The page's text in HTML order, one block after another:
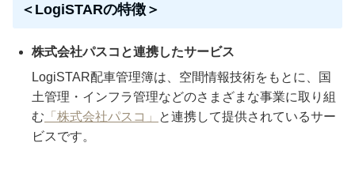
＜LogiSTARの特徴＞
株式会社パスコと連携したサービス
LogiSTAR配車管理簿は、空間情報技術をもとに、国
土管理・インフラ管理などのさまざまな事業に取り組
む 「株式会社パスコ」
と連携して提供されているサー
ビスです。